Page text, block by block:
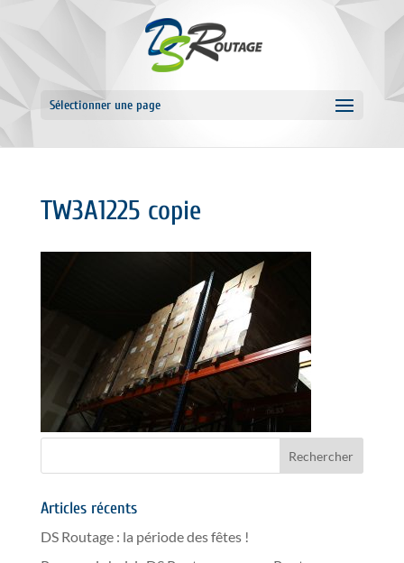
Sélectionner une page
TW3A1225 copie
Articles récents
DS Routage : la période des fêtes !